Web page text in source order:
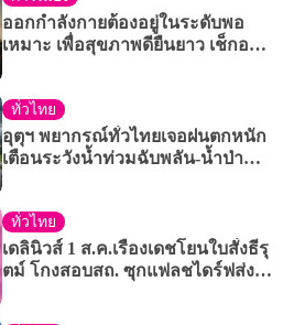
ออกกำลังกายต้องอยู่ในระดับพอ
เหมาะ เพื่อสุขภาพดียืนยาว เช็กอา
ทั่วไทย
อุตุฯ พยากรณ์ทั่วไทยเจอฝนตกหนัก
เตือนระวังน้ำท่วมฉับพลัน-น้ำป่า
หลาก
ทั่วไทย
เดลินิวส์ 1 ส.ค.เรืองเดชโยนใบสั่งธีรุ
ตม์ โกงสอบสถ. ซุกแฟลชไดร์ฟส่ง